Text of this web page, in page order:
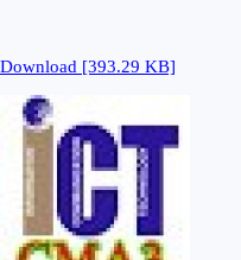
Download [393.29 KB]